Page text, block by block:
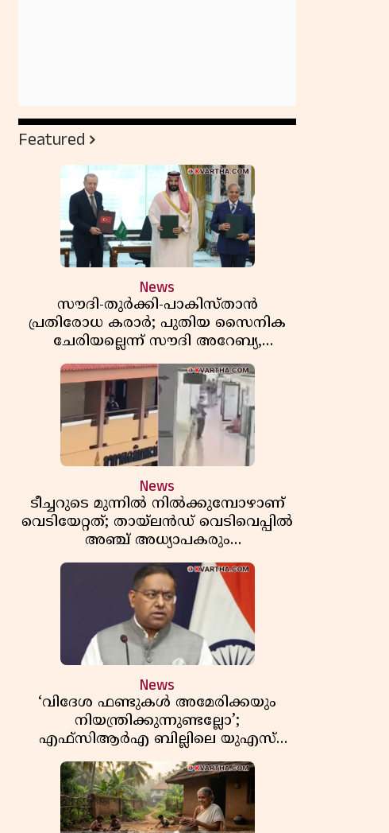
Featured
News
സൗദി-തുർക്കി-പാകിസ്താൻ
പ്രതിരോധ കരാർ; പുതിയ സൈനിക
ചേരിയല്ലെന്ന് സൗദി അറേബ്യ,
വിമർശനവുമായി ഇറാൻ
News
ടീച്ചറുടെ മുന്നിൽ നിൽക്കുമ്പോഴാണ്
വെടിയേറ്റത്; തായ്‌ലൻഡ് വെടിവെപ്പിൽ
അഞ്ച് അധ്യാപകരും
മുത്തശ്ശീമുത്തശ്ശന്മാരും കൊല്ലപ്പെട്ടു,
മരണസംഖ്യ 7; ഞെട്ടിക്കുന്ന
വെളിപ്പെടുത്തലുകൾ
News
‘വിദേശ ഫണ്ടുകൾ അമേരിക്കയും
നിയന്ത്രിക്കുന്നുണ്ടല്ലോ’;
എഫ്സിആർഎ ബില്ലിലെ യുഎസ്
വിമർശനങ്ങൾക്ക് മറുപടിയുമായി ഇന്ത്യ